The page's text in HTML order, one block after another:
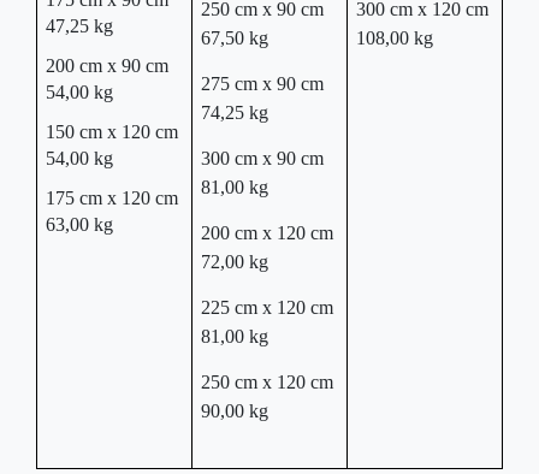
47,25 kg
200 cm x 90 cm
54,00 kg
150 cm x 120 cm
54,00 kg
175 cm x 120 cm
63,00 kg
250 cm x 90 cm
67,50 kg
275 cm x 90 cm
74,25 kg
300 cm x 90 cm
81,00 kg
200 cm x 120 cm
72,00 kg
225 cm x 120 cm
81,00 kg
250 cm x 120 cm
90,00 kg
300 cm x 120 cm
108,00 kg